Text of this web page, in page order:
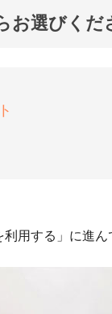
お選びくだ
用する」に進